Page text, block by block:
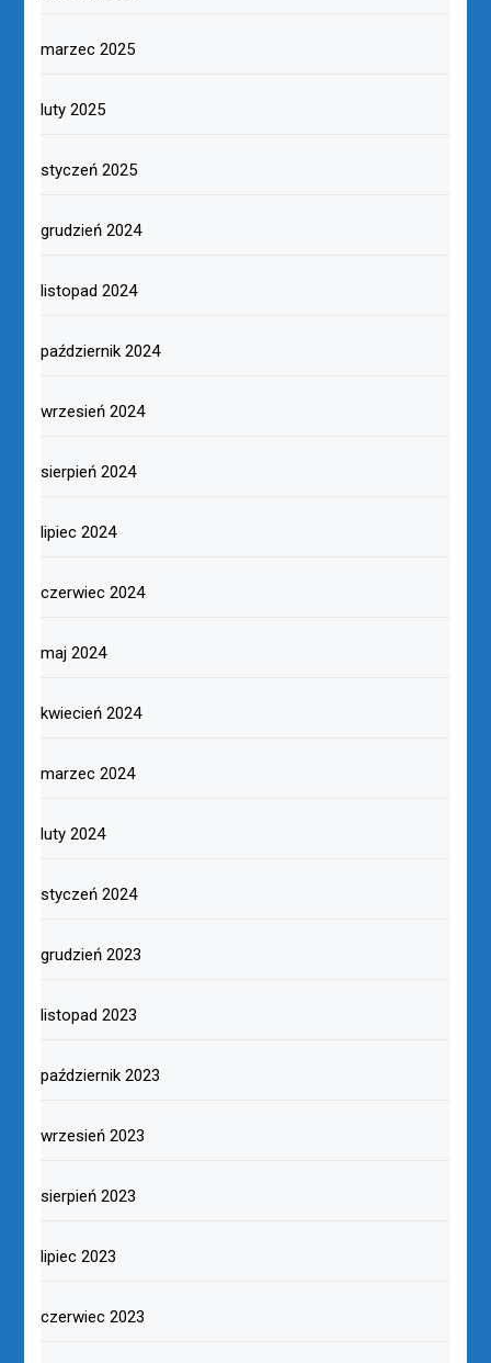
marzec 2025
luty 2025
styczeń 2025
grudzień 2024
listopad 2024
październik 2024
wrzesień 2024
sierpień 2024
lipiec 2024
czerwiec 2024
maj 2024
kwiecień 2024
marzec 2024
luty 2024
styczeń 2024
grudzień 2023
listopad 2023
październik 2023
wrzesień 2023
sierpień 2023
lipiec 2023
czerwiec 2023